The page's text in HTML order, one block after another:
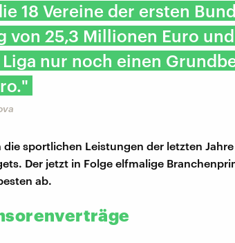
18 Vereine der ersten
von 25,3 Millionen Euro
nur noch einen
sportlichen Leistungen der letzten
Der jetzt in Folge elfmalige
ab.